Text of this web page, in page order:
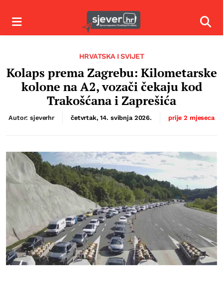
Izbornik
HRVATSKA I SVIJET
Kolaps prema Zagrebu: Kilometarske
kolone na A2, vozači čekaju kod
Trakošćana i Zaprešića
Autor: sjeverhr četvrtak, 14. svibnja 2026. prije 2 mjeseca